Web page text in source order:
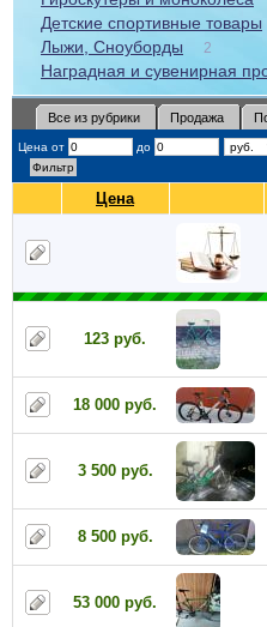
Детские спортивные товары
Лыжи, Сноуборды 2
Наградная и сувенирная
Все из рубрики Продажа
Цена от до
Цена
123 руб.
18 000 руб.
3 500 руб.
8 500 руб.
53 000 руб.